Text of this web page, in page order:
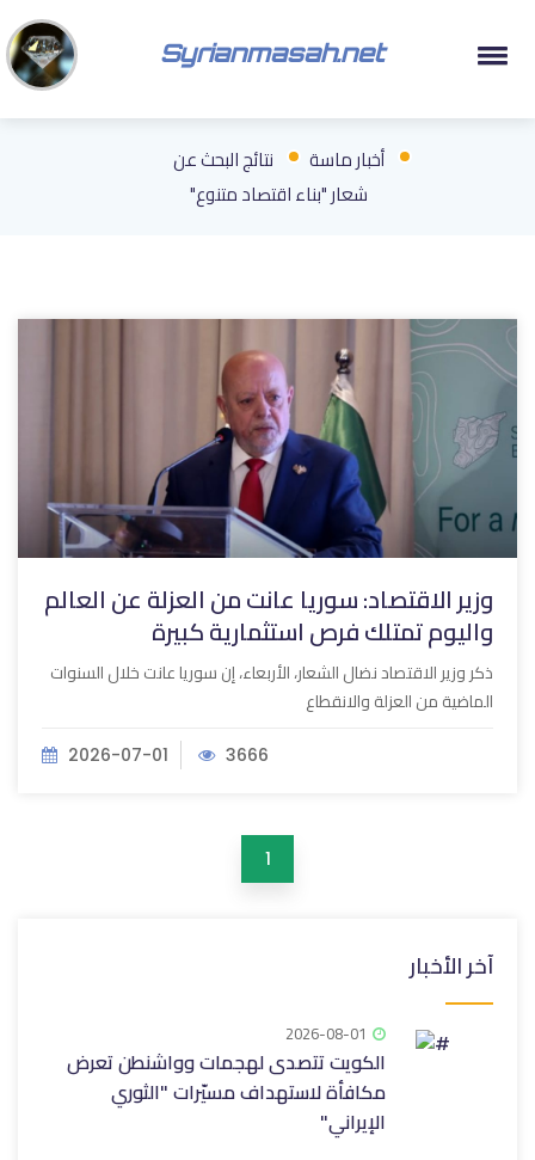
Syrianmasah.net
أخبار ماسة
نتائج البحث عن
شعار "بناء اقتصاد متنوع"
وزير الاقتصاد: سوريا عانت من العزلة عن العالم
واليوم تمتلك فرص استثمارية كبيرة
ذكر وزير الاقتصاد نضال الشعار، الأربعاء، إن سوريا عانت خلال السنوات
الماضية من العزلة والانقطاع
2026-07-01 3666
1
آخر الأخبار
2026-08-01
الكويت تتصدى لهجمات وواشنطن تعرض
مكافأة لاستهداف مسيّرات "الثوري
الإيراني"